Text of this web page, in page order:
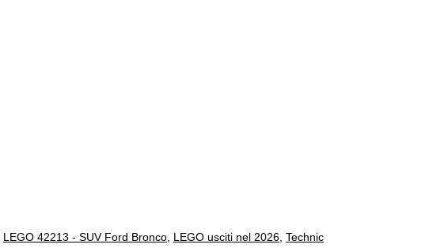
LEGO 42213 - SUV Ford Bronco LEGO usciti nel 2026 Technic